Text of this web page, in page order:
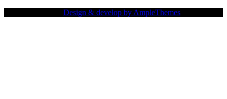
Design & develop by AmpleThemes